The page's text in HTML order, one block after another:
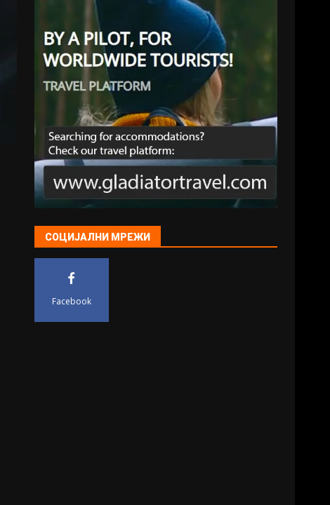
СОЦИЈАЛНИ МРЕЖИ
Facebook